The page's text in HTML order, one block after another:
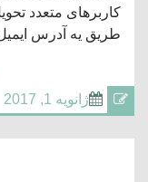
کاربرهای متعدد
طریق یه آدرس
ژانویه 1, 2017